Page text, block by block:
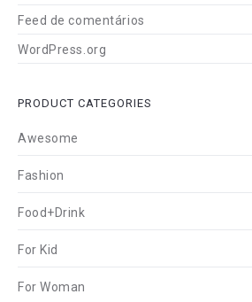
Feed de comentários
WordPress.org
PRODUCT CATEGORIES
Awesome
Fashion
Food+Drink
For Kid
For Woman